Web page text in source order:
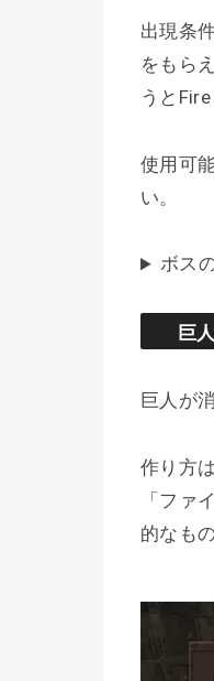
出現条
をもら
うと
使用可
い。
ボス
巨
巨人が
作り方
「ファ
的なも